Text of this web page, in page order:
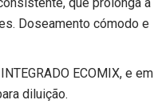
Doseamento cómodo e
ECOMIX, e em
diluição.